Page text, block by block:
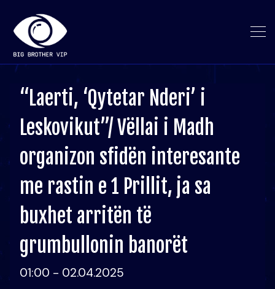
“Laerti, ‘Qytetar Nderi’ i
Leskovikut”/ Vëllai i Madh
organizon sfidën interesante
me rastin e 1 Prillit, ja sa
buxhet arritën të
grumbullonin banorët
01:00 - 02.04.2025